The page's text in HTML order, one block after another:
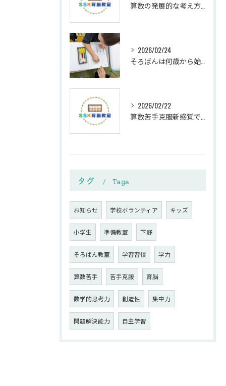
2026/02/24
2026/02/22
タグ Tags
お知らせ 学校ボランティア キッズ
小学生 準備教室 下野
そろばん教室 学習習慣 学力
算数苦手 苦手克服 育脳
数学的思考力 創造性 集中力
問題解決能力 自主学習